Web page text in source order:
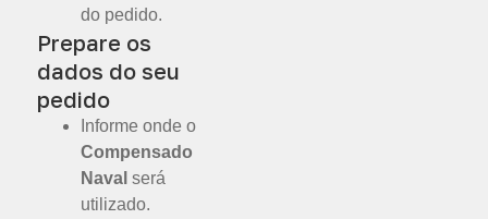
do pedido.
Prepare os
dados do seu
pedido
Informe onde o
Compensado
Naval será
utilizado.